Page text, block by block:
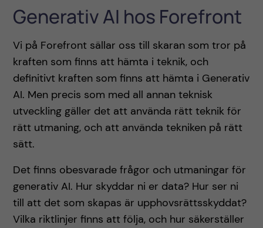
Generativ AI hos Forefront
Vi på Forefront sällar oss till skaran som tror på
kraften som finns att hämta i teknik, och
definitivt kraften som finns att hämta i Generativ
AI. Men precis som med all annan teknisk
utveckling gäller det att använda rätt teknik för
rätt utmaning, och att använda tekniken på rätt
sätt.
Det finns obesvarade frågor och utmaningar för
generativ AI. Hur skyddar ni er data? Hur ser ni
till att det som skapas är upphovsrättsskyddat?
Vilka riktlinjer finns att följa, och hur säkerställer